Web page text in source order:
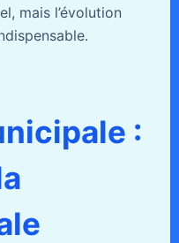
mais l’évolution
: